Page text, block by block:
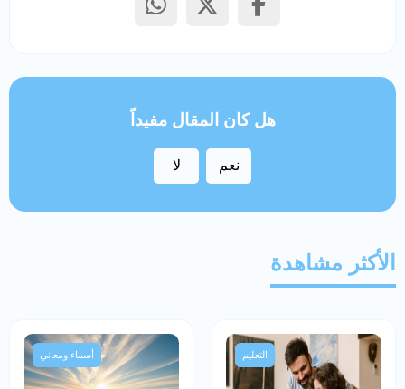
هل كان المقال مفيداً
نعم لا
الأكثر مشاهدة
التعليم أسماء ومعاني